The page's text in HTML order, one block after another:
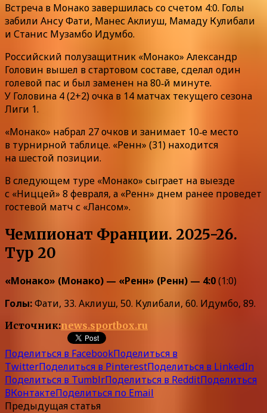
Встреча в Монако завершилась со счетом 4:0. Голы
забили Ансу Фати, Манес Аклиуш, Мамаду Кулибали
и Станис Музамбо Идумбо.
Российский полузащитник «Монако» Александр
Головин вышел в стартовом составе, сделал один
голевой пас и был заменен на 80‑й минуте.
У Головина 4 (2+2) очка в 14 матчах текущего сезона
Лиги 1.
«Монако» набрал 27 очков и занимает 10‑е место
в турнирной таблице. «Ренн» (31) находится
на шестой позиции.
В следующем туре «Монако» сыграет на выезде
с «Ниццей» 8 февраля, а «Ренн» днем ранее проведет
гостевой матч с «Лансом».
Чемпионат Франции. 2025-26.
Тур 20
«Монако» (Монако) — «Ренн» (Ренн) — 4:0(1:0)
Голы:Фати, 33. Аклиуш, 50. Кулибали, 60. Идумбо, 89.
Источник:news.sportbox.ru
Поделиться в FacebookПоделиться в
TwitterПоделиться в PinterestПоделиться в LinkedIn
Поделиться в TumblrПоделиться в RedditПоделиться
ВКонтактеПоделиться по Email
Предыдущая статья